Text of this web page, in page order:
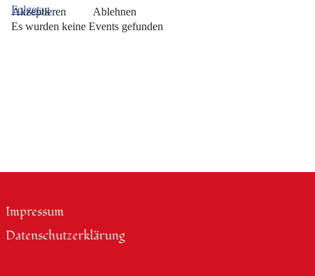
Folgetag
Es wurden keine Events gefunden
Impressum
Datenschutzerklärung
Akzeptieren Ablehnen